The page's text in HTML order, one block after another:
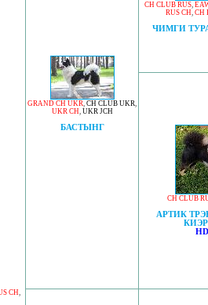
CH,
GRAND CH UKR, CH CLUB UKR,
UKR CH, UKR JCH
БАСТЫНГ
CH CLUB RUS,
RUS CH, CH
ЧИМГИ
CH CLUB
АРТИК